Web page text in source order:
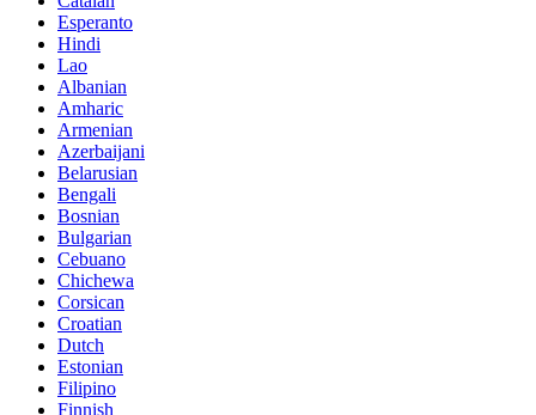
Esperanto
Hindi
Lao
Albanian
Amharic
Armenian
Azerbaijani
Belarusian
Bengali
Bosnian
Bulgarian
Cebuano
Chichewa
Corsican
Croatian
Dutch
Estonian
Filipino
Finnish